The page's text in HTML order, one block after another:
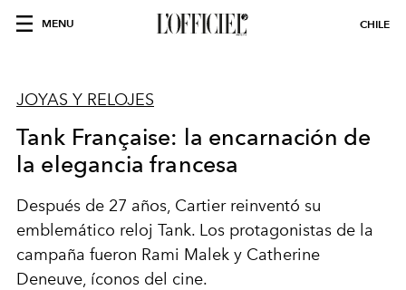
MENU CHILE
JOYAS Y RELOJES
Tank Française: la encarnación de
la elegancia francesa
Después de 27 años, Cartier reinventó su
emblemático reloj Tank. Los protagonistas de la
campaña fueron Rami Malek y Catherine
Deneuve, íconos del cine.